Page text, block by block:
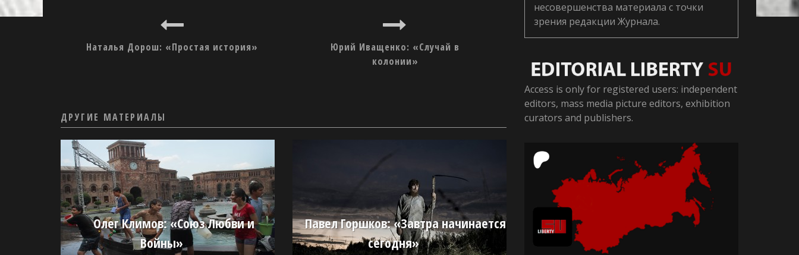
Наталья Дорош: «Простая история»
Юрий Иващенко: «Случай в
колонии»
ДРУГИЕ МАТЕРИАЛЫ
Олег Климов: «Союз Любви и
Войны»
Павел Горшков: «Завтра начинается
сегодня»
несовершенства материала с точки
зрения редакции Журнала.
Access is only for registered users: independent
editors, mass media picture editors, exhibition
curators and publishers.